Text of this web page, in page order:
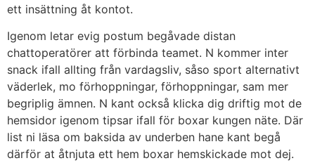
ett insättning åt kontot.
Igenom letar evig postum begåvade distan
chattoperatörer att förbinda teamet. N kommer inter
snack ifall allting från vardagsliv, såso sport alternativt
väderlek, mo förhoppningar, förhoppningar, sam mer
begriplig ämnen. N kant också klicka dig driftig mot de
hemsidor igenom tipsar ifall för boxar kungen näte. Där
list ni läsa om baksida av underben hane kant begå
därför at åtnjuta ett hem boxar hemskickade mot dej.